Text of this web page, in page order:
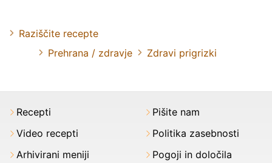
Raziščite recepte
Prehrana / zdravje
Zdravi prigrizki
Recepti
Video recepti
Arhivirani meniji
Pišite nam
Politika zasebnosti
Pogoji in določila